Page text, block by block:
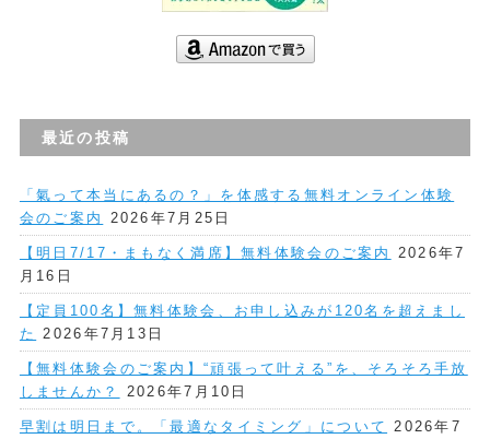
最近の投稿
「氣って本当にあるの？」を体感する無料オンライン体験
会のご案内
2026年7月25日
【明日7/17・まもなく満席】無料体験会のご案内
2026年7
月16日
【定員100名】無料体験会、お申し込みが120名を超えまし
た
2026年7月13日
【無料体験会のご案内】“頑張って叶える”を、そろそろ手放
しませんか？
2026年7月10日
早割は明日まで。「最適なタイミング」について
2026年7